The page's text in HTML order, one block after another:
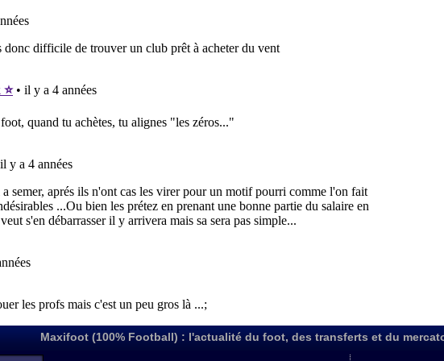
Maxifoot (100% Football) : l'actualité du foot, des transferts et du